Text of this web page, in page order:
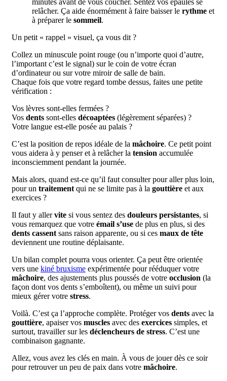
relâcher. Ça aide énormément à faire baisser le rythme et
à préparer le sommeil.
Un petit « rappel » visuel, ça vous dit ?
Collez un minuscule point rouge (ou n’importe quoi d’autre,
l’important c’est le signal) sur le coin de votre écran
d’ordinateur ou sur votre miroir de salle de bain.
Chaque fois que votre regard tombe dessus, faites une petite
vérification :
Vos lèvres sont-elles fermées ?
Vos dents sont-elles décoaptées (légèrement séparées) ?
Votre langue est-elle posée au palais ?
C’est la position de repos idéale de la mâchoire. Ce petit point
vous aidera à y penser et à relâcher la tension accumulée
inconsciemment pendant la journée.
Mais alors, quand est-ce qu’il faut consulter pour aller plus loin,
pour un traitement qui ne se limite pas à la gouttière et aux
exercices ?
Il faut y allervite si vous sentez des douleurs persistantes, si
vous remarquez que votre émail s’use de plus en plus, si des
dents cassent sans raison apparente, ou si ces maux de tête
deviennent une routine déplaisante.
Un bilan complet pourra vous orienter. Ça peut être orientée
vers une kiné bruxisme expérimentée pour rééduquer votre
mâchoire, des ajustements plus poussés de votre occlusion (la
façon dont vos dents s’emboîtent), ou même un suivi pour
mieux gérer votre stress.
Voilà. C’est ça l’approche complète. Protéger vos dents avec la
gouttière, apaiser vos muscles avec des exercices simples, et
surtout, travailler sur les déclencheurs de stress. C’est une
combinaison gagnante.
Allez, vous avez les clés en main. À vous de jouer dès ce soir
pour retrouver un peu de paix dans votre mâchoire.